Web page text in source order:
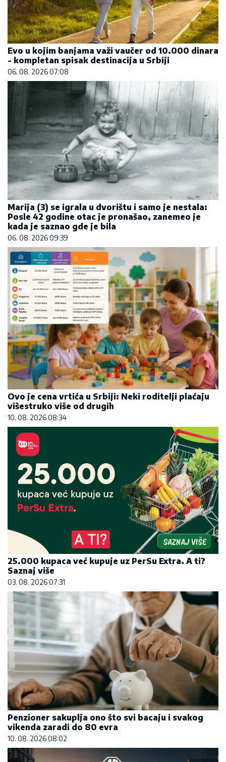
Evo u kojim banjama važi vaučer od 10.000 dinara
- kompletan spisak destinacija u Srbiji
06. 08. 2026 07:08
Marija (3) se igrala u dvorištu i samo je nestala:
Posle 42 godine otac je pronašao, zanemeo je
kada je saznao gde je bila
06. 08. 2026 09:39
Ovo je cena vrtića u Srbiji: Neki roditelji plaćaju
višestruko više od drugih
10. 08. 2026 08:34
25.000 kupaca već kupuje uz PerSu Extra. A ti?
Saznaj više
03. 08. 2026 07:31
Penzioner sakuplja ono što svi bacaju i svakog
vikenda zaradi do 80 evra
10. 08. 2026 08:02